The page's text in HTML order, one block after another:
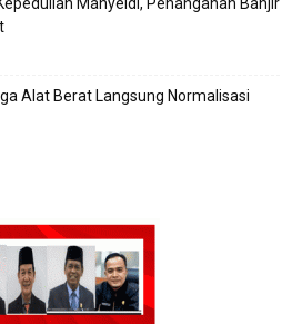
Alat Berat Langsung Normalisasi